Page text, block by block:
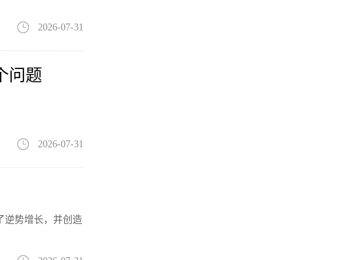
2026-07-31
问题
2026-07-31
逆势增长，并创造